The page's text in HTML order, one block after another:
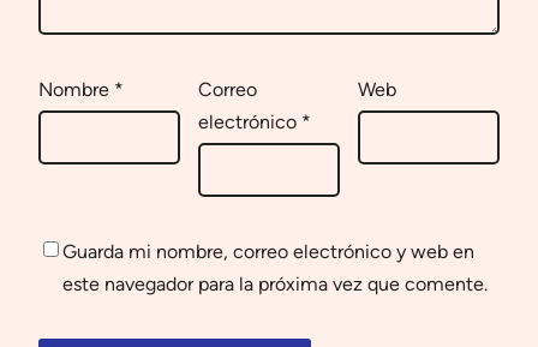
Nombre *
Correo
electrónico *
Web
Guarda mi nombre, correo electrónico y web en
este navegador para la próxima vez que comente.